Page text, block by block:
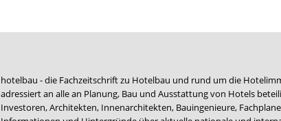
hotelbau - die Fachzeitschrift zu Hotelbau und rund um die
adressiert an alle an Planung, Bau und Ausstattung von Hotels
Investoren, Architekten, Innenarchitekten, Bauingenieure,